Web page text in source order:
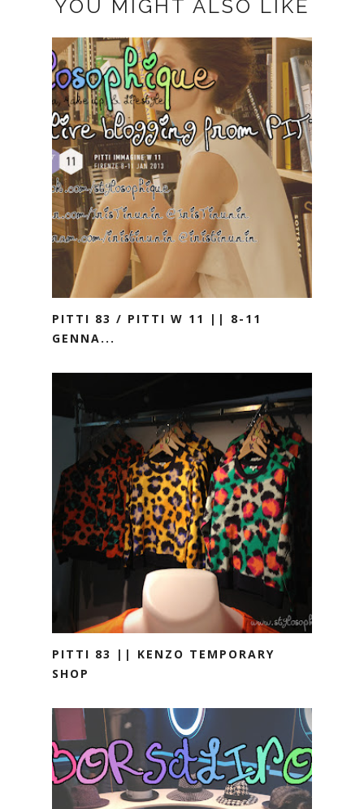
YOU MIGHT ALSO LIKE
PITTI 83 / PITTI W 11 || 8-11
GENNA...
PITTI 83 || KENZO TEMPORARY
SHOP